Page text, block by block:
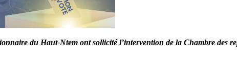
du Haut-Ntem ont sollicité l’intervention de la Chambre des